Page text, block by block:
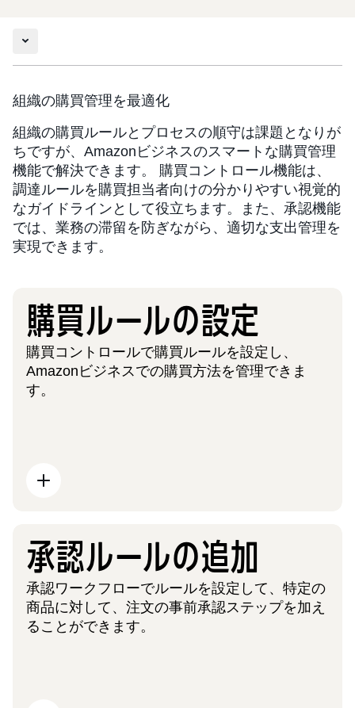
組織の購買管理を最適化
組織の購買ルールとプロセスの順守は課題となりが
ちですが、Amazonビジネスのスマートな購買管理
機能で解決できます。 購買コントロール機能は、
調達ルールを購買担当者向けの分かりやすい視覚的
なガイドラインとして役立ちます。また、承認機能
では、業務の滞留を防ぎながら、適切な支出管理を
実現できます。
購買ルールの設定
購買コントロールで購買ルールを設定し、
Amazonビジネスでの購買方法を管理できま
す。
承認ルールの追加
承認ワークフローでルールを設定して、特定の
商品に対して、注文の事前承認ステップを加え
ることができます。